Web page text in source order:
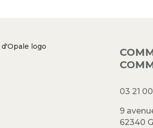
03 21
9
62340